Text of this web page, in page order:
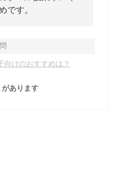
です。
向けのおすすめは？
あります